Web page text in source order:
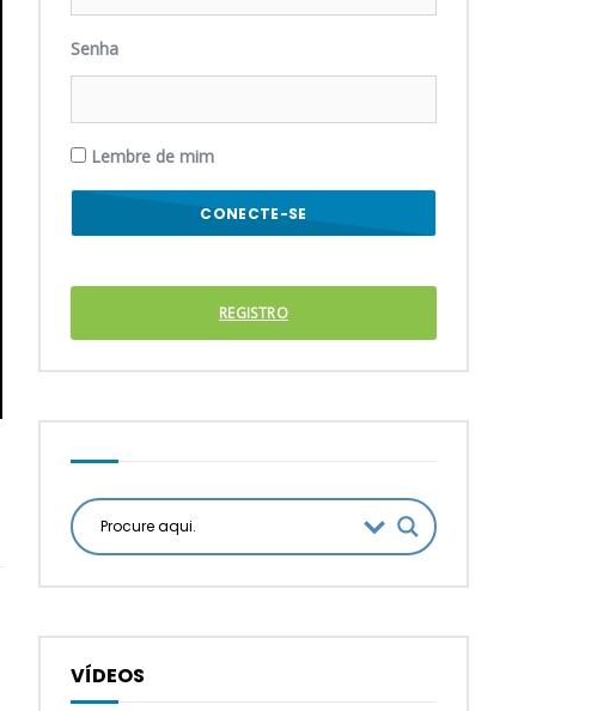
Senha
Lembre de mim
REGISTRO
VÍDEOS